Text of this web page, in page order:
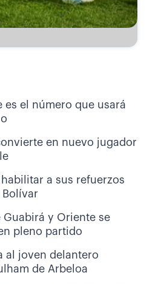
es el número que usará
en nuevo jugador
a sus refuerzos
Guabirá y Oriente se
pleno partido
al joven delantero
de Arbeloa